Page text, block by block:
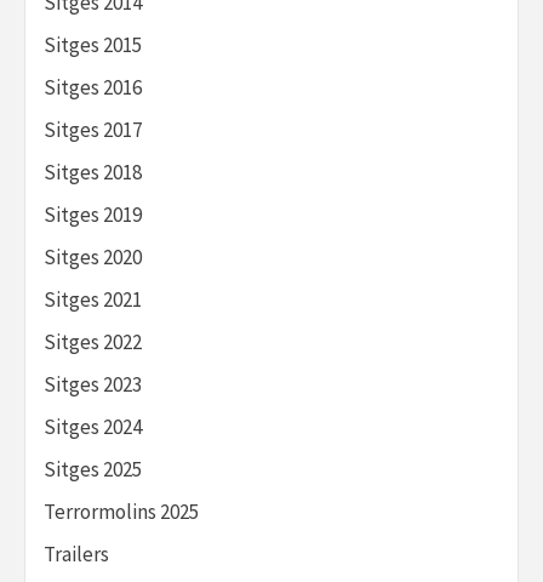
Sitges 2015
Sitges 2016
Sitges 2017
Sitges 2018
Sitges 2019
Sitges 2020
Sitges 2021
Sitges 2022
Sitges 2023
Sitges 2024
Sitges 2025
Terrormolins 2025
Trailers